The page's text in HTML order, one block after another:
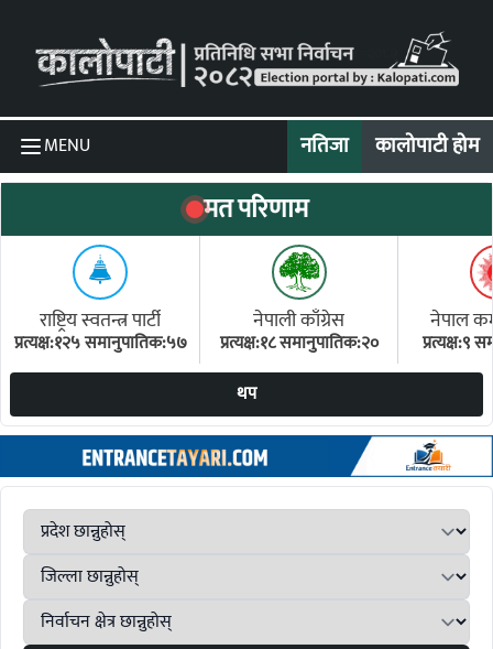
MENU नतिजा कालोपाटी होम
मत परिणाम
राष्ट्रिय स्वतन्त्र पार्टी
प्रत्यक्ष:१२५ समानुपातिक:५७
नेपाली काँग्रेस
प्रत्यक्ष:१८ समानुपातिक:२०
नेपाल
प्रत्यक्ष:९
थप